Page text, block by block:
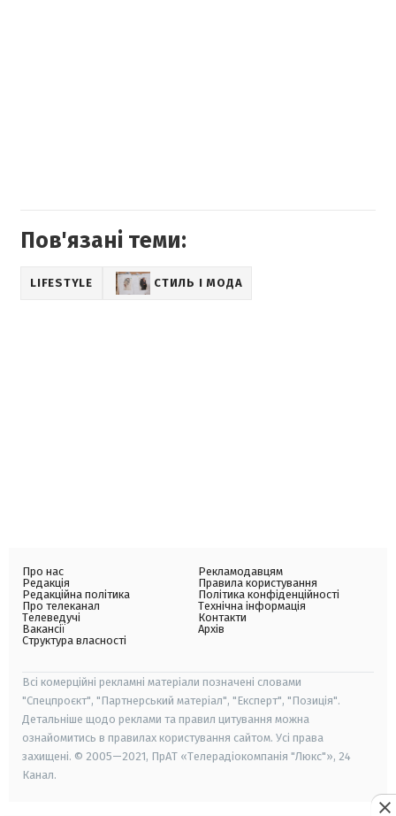
Пов'язані теми:
LIFESTYLE СТИЛЬ І МОДА
Про нас
Редакція
Редакційна політика
Про телеканал
Телеведучі
Вакансії
Структура власності
Рекламодавцям
Правила користування
Політика конфіденційності
Технічна інформація
Контакти
Архів
Всі комерційні рекламні матеріали позначені словами
"Спецпроєкт", "Партнерський матеріал", "Експерт", "Позиція".
Детальніше щодо реклами та правил цитування можна
ознайомитись в правилах користування сайтом. Усі права
захищені. © 2005—2021, ПрАТ «Телерадіокомпанія "Люкс"», 24
Канал.